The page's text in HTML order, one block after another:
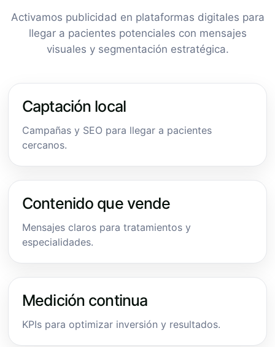
Activamos publicidad en plataformas digitales para
llegar a pacientes potenciales con mensajes
visuales y segmentación estratégica.
Captación local
Campañas y SEO para llegar a pacientes
cercanos.
Contenido que vende
Mensajes claros para tratamientos y
especialidades.
Medición continua
KPIs para optimizar inversión y resultados.